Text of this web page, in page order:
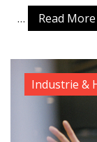
…
Read More
Industrie &